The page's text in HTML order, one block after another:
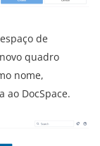
de
quadro
nome,
ao DocSpace.